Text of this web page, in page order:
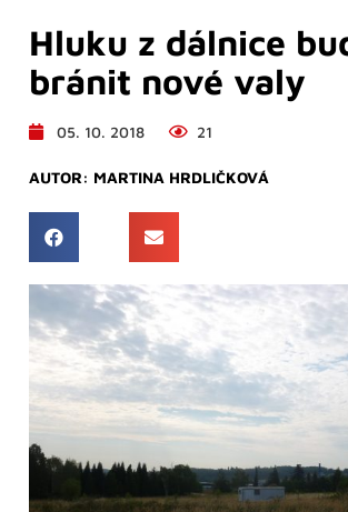
Hluku z dálnice
bránit nové valy
05. 10. 2018 21
AUTOR: MARTINA HRDLIČKOVÁ